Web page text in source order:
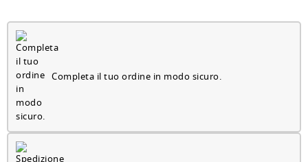
Completa il tuo ordine in modo sicuro.